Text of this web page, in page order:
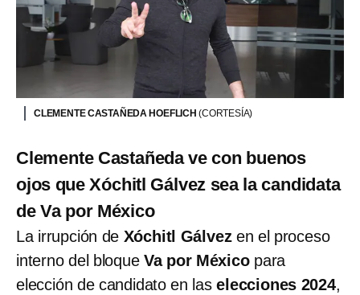
CLEMENTE CASTAÑEDA HOEFLICH(CORTESÍA)
Clemente Castañeda ve con buenos
ojos que Xóchitl Gálvez sea la candidata
de Va por México
La irrupción de Xóchitl Gálvezen el proceso
interno del bloqueVa por Méxicopara
elección de candidato en laselecciones 2024,